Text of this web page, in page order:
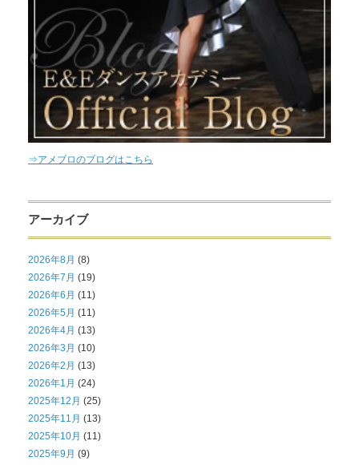
⇒アメブロのブログはこちら
アーカイブ
2026年8月 (8)
2026年7月 (19)
2026年6月 (11)
2026年5月 (11)
2026年4月 (13)
2026年3月 (10)
2026年2月 (13)
2026年1月 (24)
2025年12月 (25)
2025年11月 (13)
2025年10月 (11)
2025年9月 (9)